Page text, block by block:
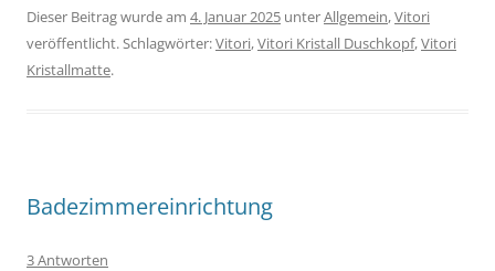
Dieser Beitrag wurde am 4. Januar 2025 unterAllgemein,Vitori
veröffentlicht. Schlagwörter:Vitori,Vitori Kristall Duschkopf,Vitori
Kristallmatte.
Badezimmereinrichtung
3 Antworten